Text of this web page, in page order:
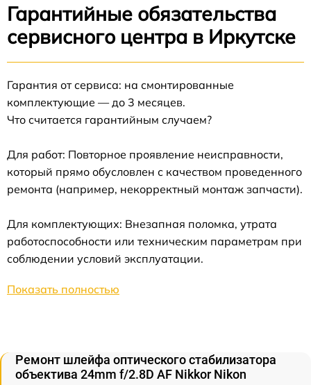
Гарантийные обязательства
сервисного центра в Иркутске
Гарантия от сервиса: на смонтированные
комплектующие — до 3 месяцев.
Что считается гарантийным случаем?
Для работ: Повторное проявление неисправности,
который прямо обусловлен с качеством проведенного
ремонта (например, некорректный монтаж запчасти).
Для комплектующих: Внезапная поломка, утрата
работоспособности или техническим параметрам при
соблюдении условий эксплуатации.
Показать полностью
Ремонт шлейфа оптического стабилизатора
объектива 24mm f/2.8D AF Nikkor Nikon